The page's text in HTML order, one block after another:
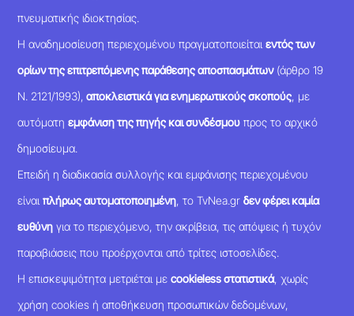
πνευματικής ιδιοκτησίας.
Η αναδημοσίευση περιεχομένου πραγματοποιείταιεντός των
ορίων της επιτρεπόμενης παράθεσης αποσπασμάτων(άρθρο 19
Ν. 2121/1993), αποκλειστικά για ενημερωτικούς σκοπούς , με
αυτόματηεμφάνιση της πηγής και συνδέσμου προς το αρχικό
δημοσίευμα.
Επειδή η διαδικασία συλλογής και εμφάνισης περιεχομένου
είναιπλήρως αυτοματοποιημένη , το TvNea.grδεν φέρει καμία
ευθύνη για το περιεχόμενο, την ακρίβεια, τις απόψεις ή τυχόν
παραβιάσεις που προέρχονται από τρίτες ιστοσελίδες.
Η επισκεψιμότητα μετριέται μεcookieless στατιστικά, χωρίς
χρήση cookies ή αποθήκευση προσωπικών δεδομένων,